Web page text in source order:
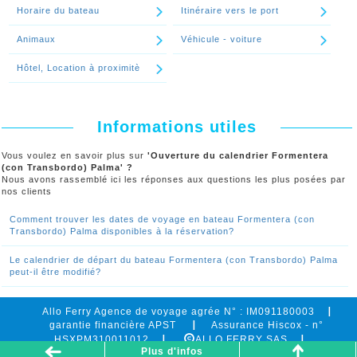
Horaire du bateau Itinéraire vers le port
Animaux Véhicule - voiture
Hôtel, Location à proximitè
Informations utiles
Vous voulez en savoir plus sur 'Ouverture du calendrier Formentera
(con Transbordo) Palma' ?
Nous avons rassemblé ici les réponses aux questions les plus posées par
nos clients
Comment trouver les dates de voyage en bateau Formentera (con
Transbordo) Palma disponibles à la réservation?
Le calendrier de départ du bateau Formentera (con Transbordo) Palma
peut-il être modifié?
Plus d'infos
Allo Ferry Agence de voyage agrée N° : IM091180003
garantie financière APST
Assurance Hiscox - n°
HSXPM310011012
ALLO FERRY SAS